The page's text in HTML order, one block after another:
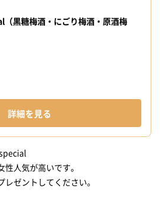
黒糖梅酒・にごり梅酒・原酒梅
詳細を見る
人気が高いです。
ゼントしてください。